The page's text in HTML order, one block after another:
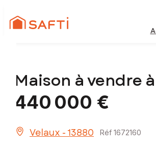
Maison à vendre à
440 000 €
Velaux - 13880 Réf 1672160